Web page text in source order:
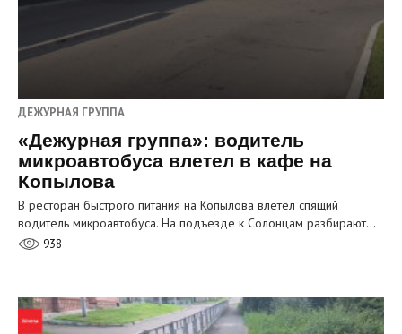
ДЕЖУРНАЯ ГРУППА
«Дежурная группа»: водитель
микроавтобуса влетел в кафе на
Копылова
В ресторан быстрого питания на Копылова влетел спящий
водитель микроавтобуса. На подъезде к Солонцам разбирают…
938